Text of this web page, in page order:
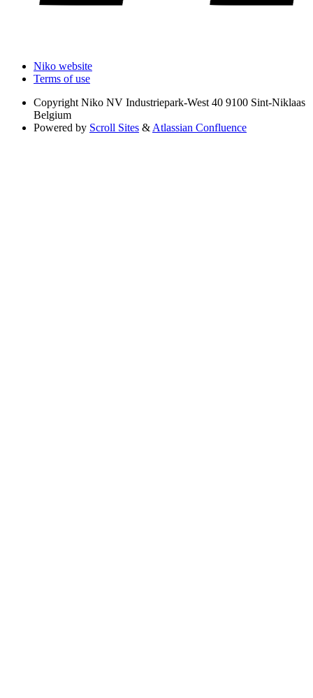
Niko website
Terms of use
Copyright Niko NV Industriepark-West 40 9100 Sint-Niklaas
Belgium
Powered by Scroll Sites & Atlassian Confluence